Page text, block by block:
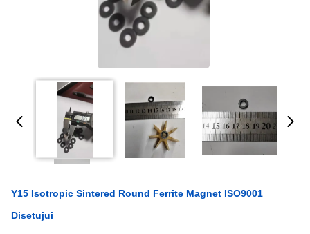
Y15 Isotropic Sintered Round Ferrite Magnet ISO9001
Disetujui